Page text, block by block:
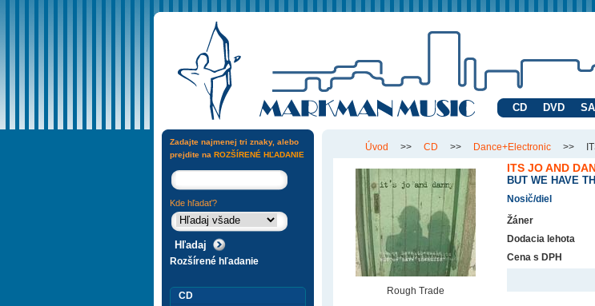
CD DVD
Úvod >> CD >> Dance+Electronic >>
Rough Trade
ITS JO AND
BUT WE HAVE
Nosič/diel
Žáner
Dodacia lehota
Cena s DPH
Zadajte najmenej tri znaky, alebo
prejdite na ROZŠÍRENÉ HĽADANIE
Kde hľadať?
Rozšírené hľadanie
CD